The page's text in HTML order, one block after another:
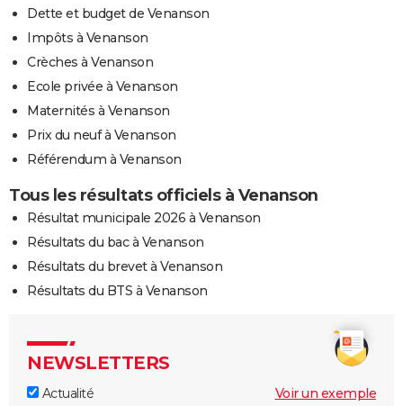
Dette et budget de Venanson
Impôts à Venanson
Crèches à Venanson
Ecole privée à Venanson
Maternités à Venanson
Prix du neuf à Venanson
Référendum à Venanson
Tous les résultats officiels à Venanson
Résultat municipale 2026 à Venanson
Résultats du bac à Venanson
Résultats du brevet à Venanson
Résultats du BTS à Venanson
NEWSLETTERS
Actualité
Voir un exemple